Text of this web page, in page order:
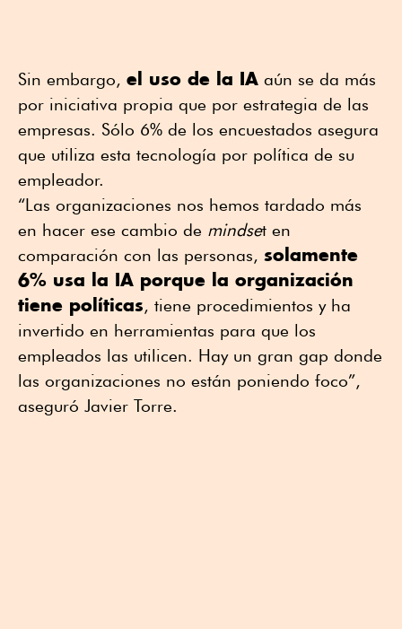
Sin embargo, el uso de la IA aún se da más
por iniciativa propia que por estrategia de las
empresas. Sólo 6% de los encuestados asegura
que utiliza esta tecnología por política de su
empleador.
“Las organizaciones nos hemos tardado más
en hacer ese cambio de mindset en
comparación con las personas, solamente
6% usa la IA porque la organización
tiene políticas, tiene procedimientos y ha
invertido en herramientas para que los
empleados las utilicen. Hay un gran gap donde
las organizaciones no están poniendo foco”,
aseguró Javier Torre.